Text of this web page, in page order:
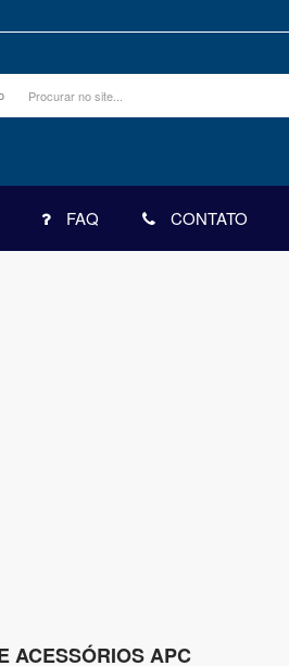
FAQ CONTATO
ACESSÓRIOS APC